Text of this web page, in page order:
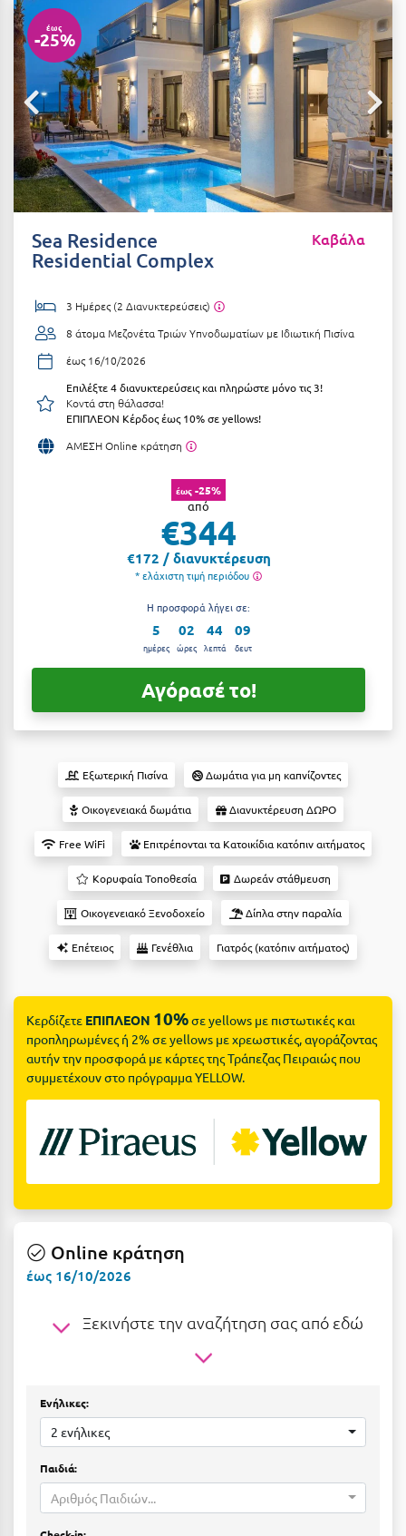
Αιδηψός
Αλεξανδρούπολη
Αλισσός Αχαΐας
Αλόννησος
Αμαλιάδα
Αμάρυνθος
Αμφίκλεια
Άνδρος
Αντίπαρος
Αράχωβα
Αργολίδα
Αττική
Αχαΐα
Βansko
Βραχάτι Κορινθίας
Γρεβενά
Γύθειο
Δελφοί
Ελάτη Αρκαδίας
Ελούντα Κρήτης
Ερμιόνη
Εύβοια
Ευρυτανία
ΤΎΠΟΣ ΔΙΑΤΡΟΦΉΣ
Διαμονή Μόνο
Πρωινό
Ημιδιατροφή
Ημιδιατροφή + Ποτά
Πλήρης Διατροφή
Ένα Γεύμα
ΤΎΠΟΣ ΚΑΤΑΛΎΜΑΤΟΣ
Ξενοδοχεία 1 Αστέρι
Ξενοδοχεία 2 Αστέρων
Ξενοδοχεία 3 Αστέρων
Ενοικιαζόμενα Δωμάτια
Studios
Boutique Hotels
Camping
Δες όλες τις προσφορές
Δες όλα τα πακέτα διακοπών
έως
-25%
Sea Residence
Residential Complex
Καβάλα
3 Ημέρες (2 Διανυκτερεύσεις)
8 άτομα Μεζονέτα Τριών Υπνοδωματίων με Ιδιωτική Πισίνα
έως 16/10/2026
Επιλέξτε 4 διανυκτερεύσεις και πληρώστε μόνο τις 3!
Κοντά στη θάλασσα!
ΕΠΙΠΛΕΟΝ Κέρδος έως 10% σε yellows!
ΑΜΕΣΗ Online κράτηση
έως -25%
από
€344
€172 / διανυκτέρευση
* ελάχιστη τιμή περιόδου
Η προσφορά λήγει σε:
5
ημέρες
02
ώρες
44
λεπτά
08
δευτ
Αγόρασέ το!
Εξωτερική Πισίνα Δωμάτια για μη καπνίζοντες
Οικογενειακά δωμάτια Διανυκτέρευση ΔΩΡΟ
Free WiFi Επιτρέπονται τα Κατοικίδια κατόπιν αιτήματος
Κορυφαία Τοποθεσία Δωρεάν στάθμευση
Οικογενειακό Ξενοδοχείο Δίπλα στην παραλία
Επέτειος Γενέθλια Γιατρός (κατόπιν αιτήματος)
Κερδίζετε ΕΠΙΠΛΕΟΝ 10%σε yellows με πιστωτικές και
προπληρωμένες ή 2% σε yellows με χρεωστικές, αγοράζοντας
αυτήν την προσφορά με κάρτες της Τράπεζας Πειραιώς που
συμμετέχουν στο πρόγραμμα YELLOW.
Online κράτηση
έως 16/10/2026
Ξεκινήστε την αναζήτηση σας από εδώ
Ενήλικες:
2 ενήλικες
Παιδιά:
Αριθμός Παιδιών...